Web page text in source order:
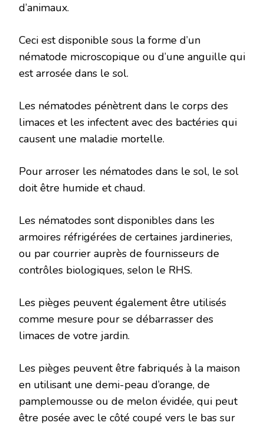
d’animaux.
Ceci est disponible sous la forme d’un
nématode microscopique ou d’une anguille qui
est arrosée dans le sol.
Les nématodes pénètrent dans le corps des
limaces et les infectent avec des bactéries qui
causent une maladie mortelle.
Pour arroser les nématodes dans le sol, le sol
doit être humide et chaud.
Les nématodes sont disponibles dans les
armoires réfrigérées de certaines jardineries,
ou par courrier auprès de fournisseurs de
contrôles biologiques, selon le RHS.
Les pièges peuvent également être utilisés
comme mesure pour se débarrasser des
limaces de votre jardin.
Les pièges peuvent être fabriqués à la maison
en utilisant une demi-peau d’orange, de
pamplemousse ou de melon évidée, qui peut
être posée avec le côté coupé vers le bas sur